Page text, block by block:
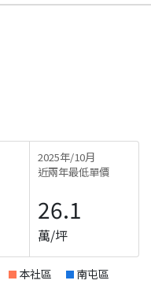
2025年/10月
近兩年最低單價
26.1
萬/坪
本社區 南屯區